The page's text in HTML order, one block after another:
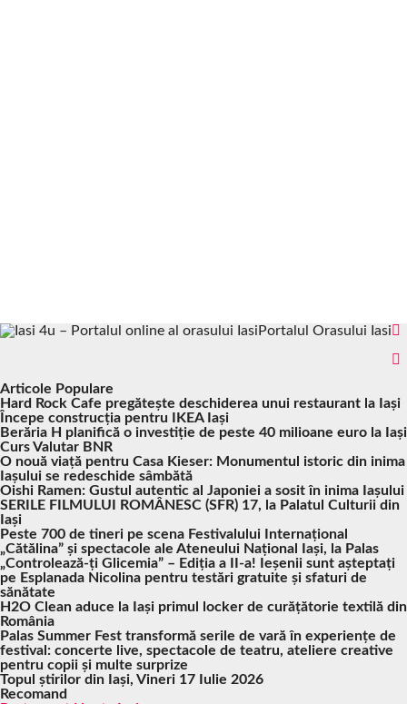
Portalul Orasului Iasi
Articole Populare
Hard Rock Cafe pregătește deschiderea unui restaurant la Iași
Începe construcția pentru IKEA Iași
Berăria H planifică o investiție de peste 40 milioane euro la Iași
Curs Valutar BNR
O nouă viață pentru Casa Kieser: Monumentul istoric din inima
Iașului se redeschide sâmbătă
Oishi Ramen: Gustul autentic al Japoniei a sosit în inima Iașului
SERILE FILMULUI ROMÂNESC (SFR) 17, la Palatul Culturii din
Iași
Peste 700 de tineri pe scena Festivalului Internațional
„Cătălina” și spectacole ale Ateneului Național Iași, la Palas
„Controlează-ți Glicemia” – Ediția a II-a! Ieșenii sunt așteptați
pe Esplanada Nicolina pentru testări gratuite și sfaturi de
sănătate
H2O Clean aduce la Iași primul locker de curățătorie textilă din
România
Palas Summer Fest transformă serile de vară în experiențe de
festival: concerte live, spectacole de teatru, ateliere creative
pentru copii și multe surprize
Topul știrilor din Iași, Vineri 17 Iulie 2026
Recomand